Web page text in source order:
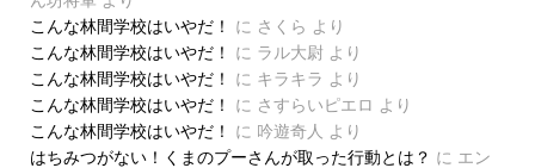
こんな林間学校はいやだ！
に さくら より
こんな林間学校はいやだ！
に ラル大尉より
こんな林間学校はいやだ！
に キラキラ より
こんな林間学校はいやだ！
に さすらいピエロ より
こんな林間学校はいやだ！
に 吟遊奇人 より
はちみつがない！くまのプーさんが取った行動とは？ に エン